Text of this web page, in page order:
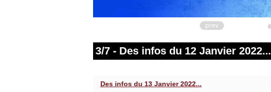
prev
3/7 - Des infos du 12 Janvier 2022...
Des infos du 13 Janvier 2022...